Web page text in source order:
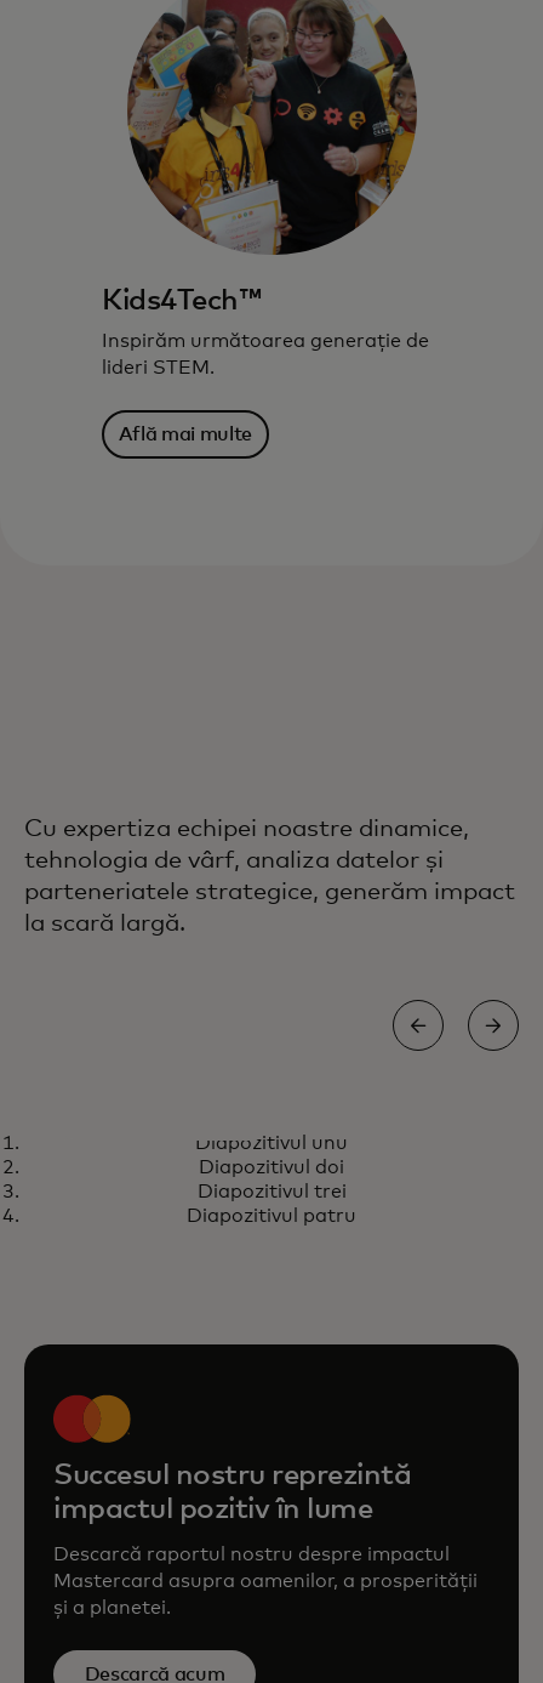
Kids4Tech™
Inspirăm următoarea generație de
lideri STEM.
Află mai multe
Cu expertiza echipei noastre dinamice,
tehnologia de vârf, analiza datelor și
parteneriatele strategice, generăm impact
la scară largă.
Cum putem reduce diferența
dintre accesul la servicii
financiare și stabilitatea
Află mai multeopens in a new tab
Diapozitivul unu
Diapozitivul doi
Diapozitivul trei
Diapozitivul patru
Succesul nostru reprezintă
impactul pozitiv în lume
Descarcă raportul nostru despre impactul
Mastercard asupra oamenilor, a prosperității
și a planetei.
Descarcă acum